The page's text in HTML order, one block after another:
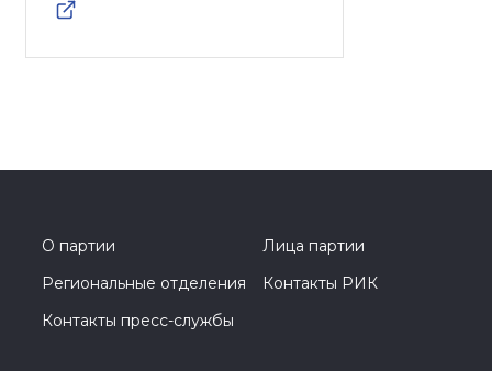
О партии
Лица партии
Региональные отделения
Контакты РИК
Контакты пресс-службы